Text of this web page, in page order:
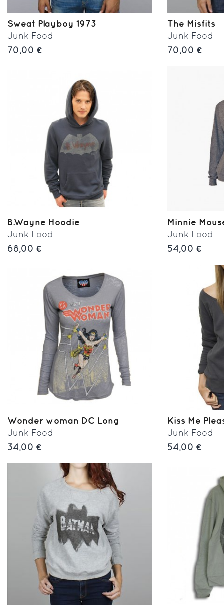
Sweat Playboy 1973
Junk Food
70,00 €
The Misfits
Junk Food
70,00 €
B.Wayne Hoodie
Junk Food
68,00 €
Minnie
Junk Food
54,00 €
Wonder woman DC Long
Junk Food
34,00 €
Kiss Me
Junk Food
54,00 €